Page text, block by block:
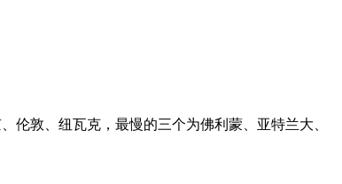
伦敦、纽瓦克，最慢的三个为佛利蒙、亚特兰大、